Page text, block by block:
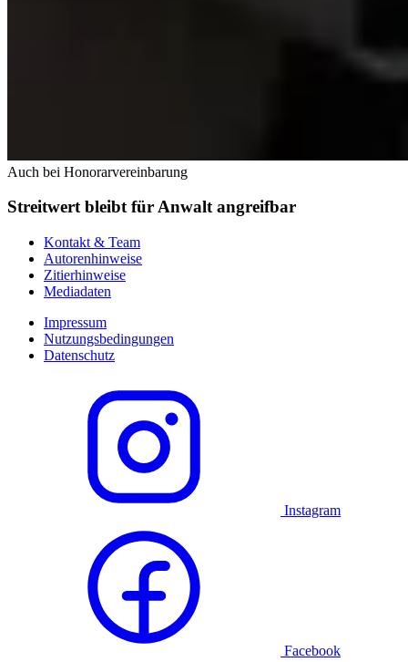
Auch bei Honorarvereinbarung
Streitwert bleibt für Anwalt angreifbar
Kontakt & Team
Autorenhinweise
Zitierhinweise
Mediadaten
Impressum
Nutzungsbedingungen
Datenschutz
Instagram
Facebook